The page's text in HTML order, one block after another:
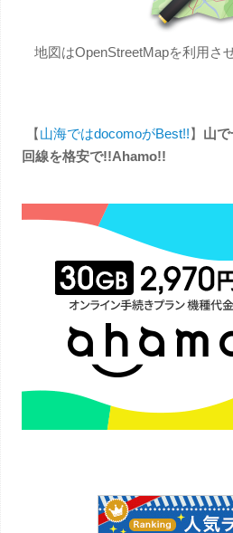
地図はOpenStreetMapを利用さ
【山海ではdocomoがBest!!】 山
回線を格安で!!Ahamo!!